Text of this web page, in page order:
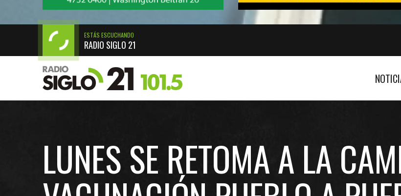
ESTÁS ESCUCHANDO
RADIO SIGLO 21
LUNES SE RETOMA A LA